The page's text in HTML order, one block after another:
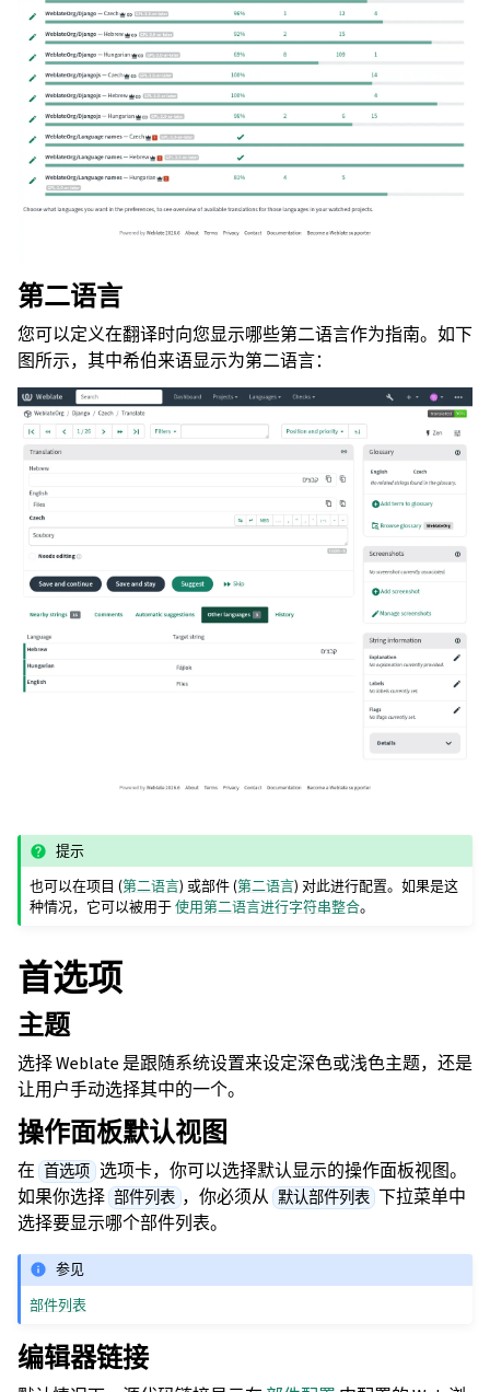
第二语言
您可以定义在翻译时向您显示哪些第二语言作为指南。如下
图所示，其中希伯来语显示为第二语言：
提示
也可以在项目 (第二语言) 或部件 (第二语言) 对此进行配置。如果是这
种情况，它可以被用于使用第二语言进行字符串整合。
首选项
主题
选择 Weblate 是跟随系统设置来设定深色或浅色主题，还是
让用户手动选择其中的一个。
操作面板默认视图
在 首选项 选项卡，你可以选择默认显示的操作面板视图。
如果你选择 部件列表 ，你必须从 默认部件列表 下拉菜单中
选择要显示哪个部件列表。
参见
部件列表
编辑器链接